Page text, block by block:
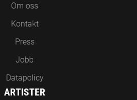
Om oss
Kontakt
Press
Jobb
Datapolicy
ARTISTER